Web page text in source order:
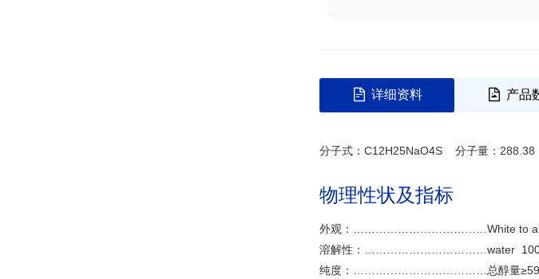
详细资料 产品
分子式：C12H25NaO4S 分子量：288.38
物理性状及指标
外观：………………………………White to
溶解性：……………………………water
纯度：………………………………总醇量